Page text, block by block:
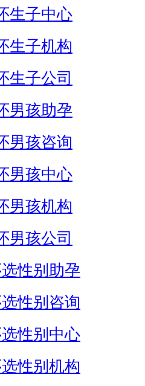
生子中心
生子机构
生子公司
男孩助孕
男孩咨询
男孩中心
男孩机构
男孩公司
性别助孕
性别咨询
性别中心
性别机构